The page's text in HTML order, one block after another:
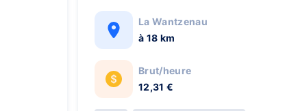
La Wantzenau
à 18 km
Brut/heure
12,31 €